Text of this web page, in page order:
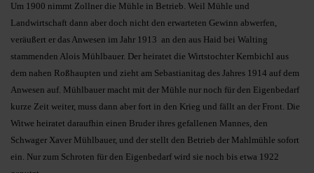
Um 1900 nimmt Zollner die Mühle in Betrieb. Weil Mühle und
Landwirtschaft dann aber doch nicht den erwarteten Gewinn abwerfen,
veräußert er das Anwesen im Jahr 1913 an den aus Haid bei Walting
stammenden Alois Mühlbauer. Der heiratet die Wirtstochter Kernbichl aus
dem nahen Roßhaupten und zieht am Sebastianitag des Jahres 1914 auf dem
Anwesen auf. Mühlbauer macht mit der Mühle nur noch für den Eigenbedarf
kurze Zeit weiter, muss dann aber fort in den Krieg und fällt an der Front. Die
Witwe heiratet daraufhin einen Bruder ihres gefallenen Mannes, den
Schwager Xaver Mühlbauer, und der stellt den Betrieb der Mahlmühle sofort
ein. Nur zum Schroten für den Eigenbedarf wird sie noch bis etwa 1922